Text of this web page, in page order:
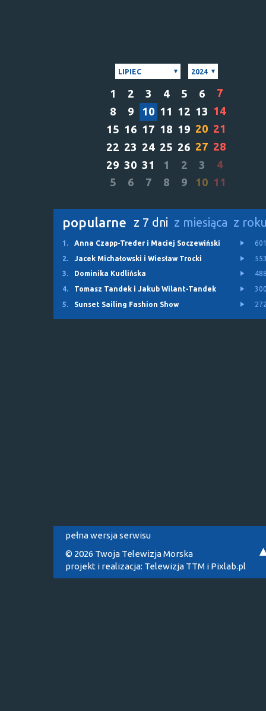
LIPIEC 2024
1 2 3 4 5 6
7
8
9 10 11 12 13 14
15 16 17 18 19 20 21
22 23 24 25 26 27 28
29 30 31 1 2 3
4
5
6 7 8 9 10 11
popularne z 7 dni z miesiąca z
1. Anna Czapp-Treder i Maciej Soczewiński
2.
Jacek Michałowski i Wiesław Trocki
3.
Dominika Kudlińska
4.
Tomasz Tandek i Jakub Wilant-Tandek
5.
Sunset Sailing Fashion Show
pełna wersja serwisu
© 2026 Twoja Telewizja Morska
projekt i realizacja: Telewizja TTM i Pixlab.pl